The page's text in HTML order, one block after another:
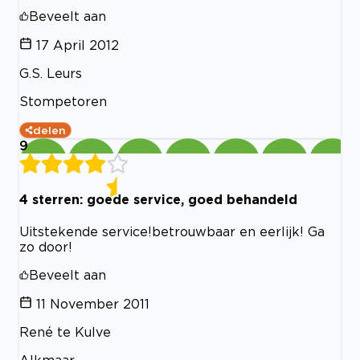
Beveelt aan
17 April 2012
G.S. Leurs
Stompetoren
delen
9
4 sterren: goede service, goed behandeld
Uitstekende service!betrouwbaar en eerlijk! Ga
zo door!
Beveelt aan
11 November 2011
René te Kulve